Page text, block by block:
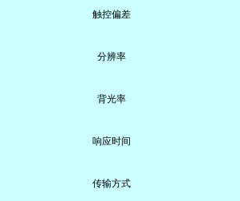
触控偏差
分辨率
背光率
响应时间
传输方式